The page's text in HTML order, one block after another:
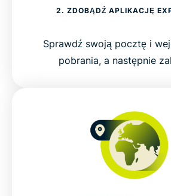
2. ZDOBĄDŹ APLIKACJĘ
Sprawdź swoją pocztę i
pobrania, a następnie